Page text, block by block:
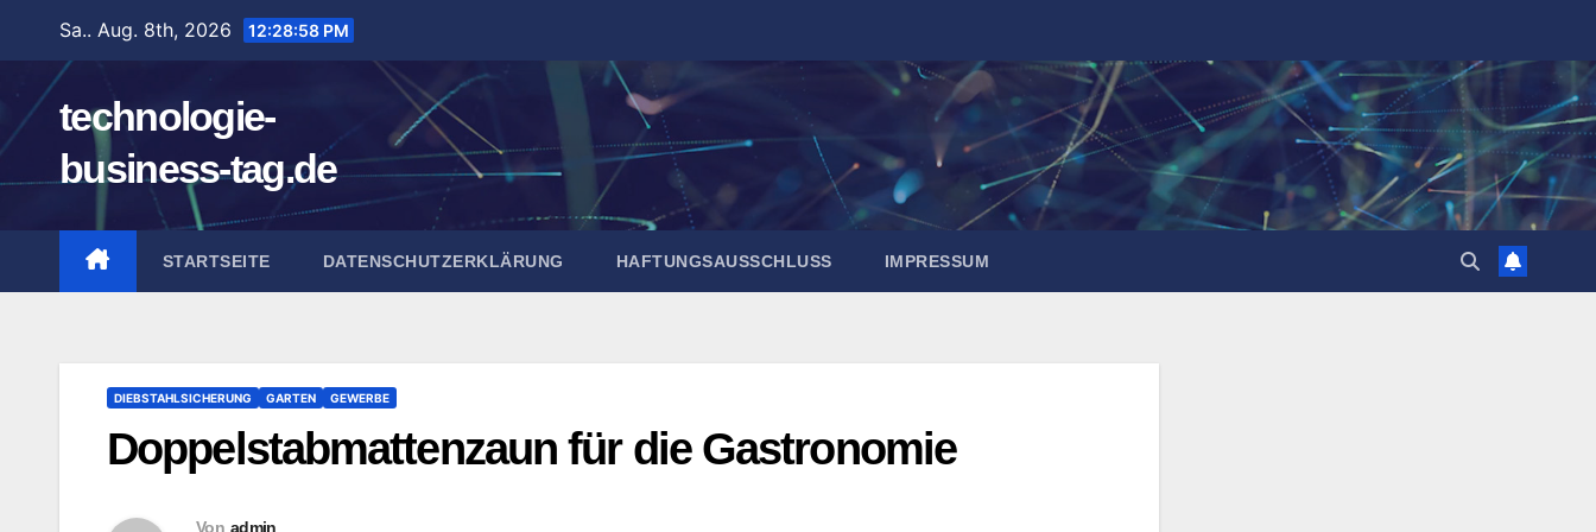
springen
Sa.. Aug. 8th, 2026 12:28:59 PM
technologie-
business-tag.de
STARTSEITE DATENSCHUTZERKLÄRUNG HAFTUNGSAUSSCHLUSS IMPRESSUM
DIEBSTAHLSICHERUNG GARTEN GEWERBE
Doppelstabmattenzaun für die Gastronomie
Von admin